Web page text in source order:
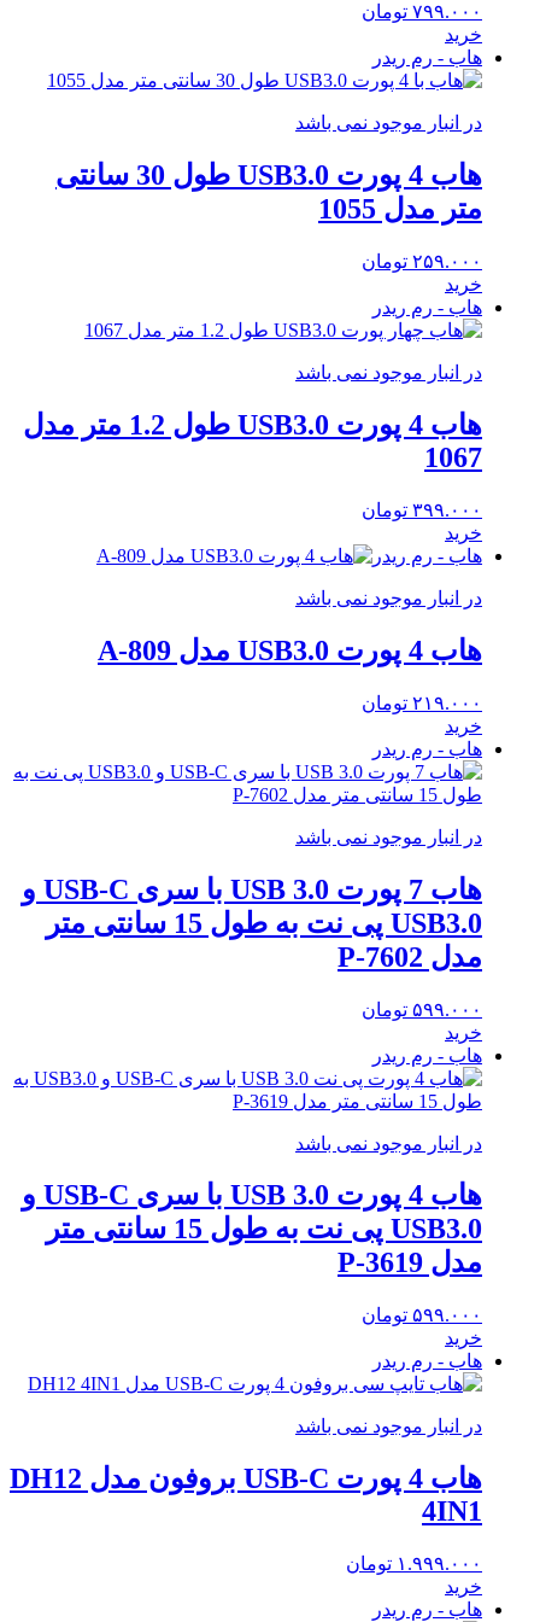
۷۹۹.۰۰۰ تومان
خرید
هاب - رم ریدر
در انبار موجود نمی باشد
هاب 4 پورت USB3.0 طول 30 سانتی
متر مدل 1055
۲۵۹.۰۰۰ تومان
خرید
هاب - رم ریدر
در انبار موجود نمی باشد
هاب 4 پورت USB3.0 طول 1.2 متر مدل
1067
۳۹۹.۰۰۰ تومان
خرید
هاب - رم ریدر
در انبار موجود نمی باشد
هاب 4 پورت USB3.0 مدل A-809
۲۱۹.۰۰۰ تومان
خرید
هاب - رم ریدر
در انبار موجود نمی باشد
هاب 7 پورت USB 3.0 با سری USB-C و
USB3.0 پی نت به طول 15 سانتی متر
مدل P-7602
۵۹۹.۰۰۰ تومان
خرید
هاب - رم ریدر
در انبار موجود نمی باشد
هاب 4 پورت USB 3.0 با سری USB-C و
USB3.0 پی نت به طول 15 سانتی متر
مدل P-3619
۵۹۹.۰۰۰ تومان
خرید
هاب - رم ریدر
در انبار موجود نمی باشد
هاب 4 پورت USB-C بروفون مدل DH12
4IN1
۱.۹۹۹.۰۰۰ تومان
خرید
هاب - رم ریدر